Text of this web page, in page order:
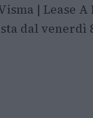
| Lease
dal venerdì